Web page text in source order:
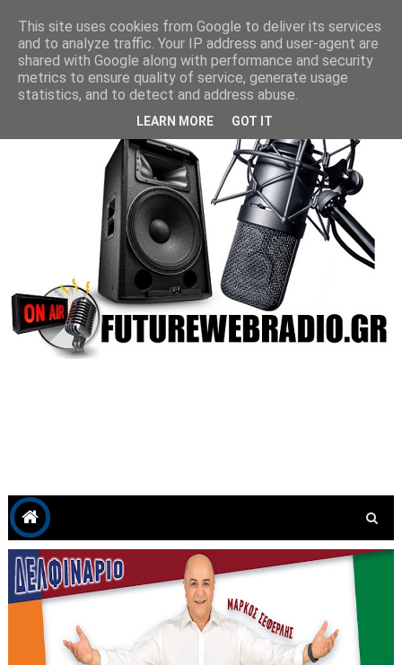
This site uses cookies from Google to deliver its services
and to analyze traffic. Your IP address and user-agent are
shared with Google along with performance and security
metrics to ensure quality of service, generate usage
statistics, and to detect and address abuse.
LEARN MORE GOT IT